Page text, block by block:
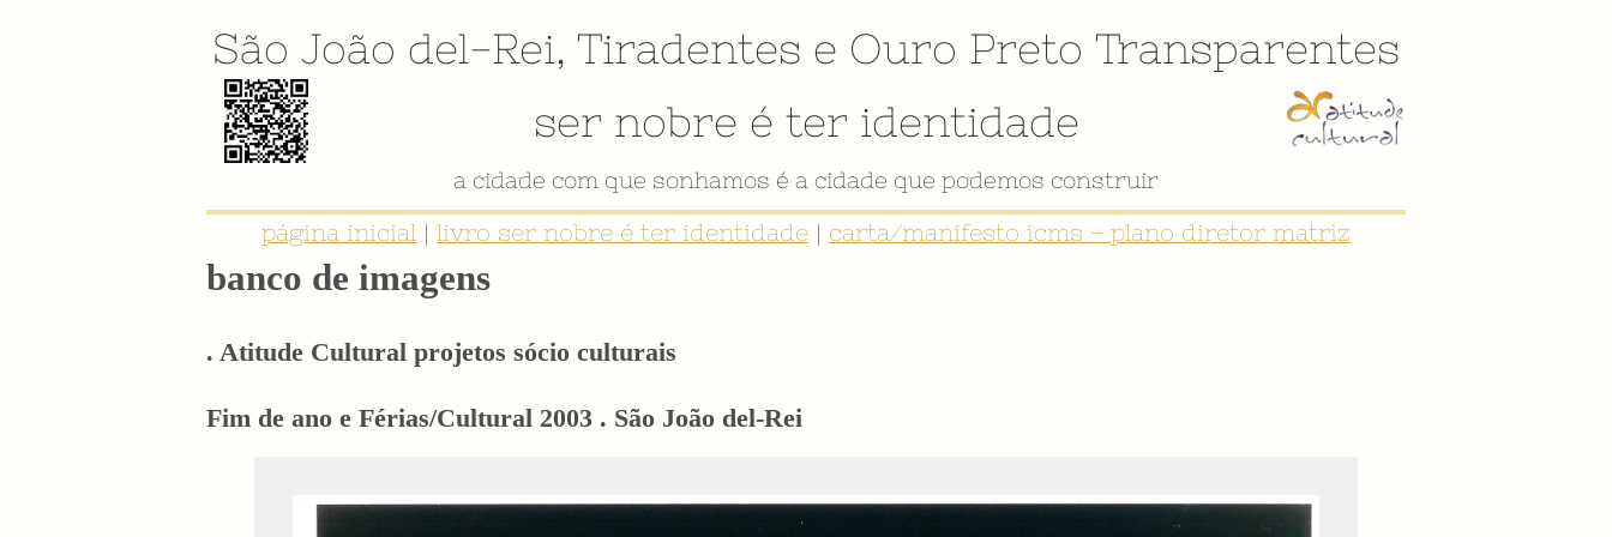
São João del-Rei, Tiradentes e Ouro Preto Transparentes
ser nobre é ter identidade
a cidade com que sonhamos é a cidade que podemos construir
página inicial | livro ser nobre é ter identidade | carta/manifesto icms - plano diretor matriz
banco de imagens
. Atitude Cultural projetos sócio culturais
Fim de ano e Férias/Cultural 2003 . São João del-Rei